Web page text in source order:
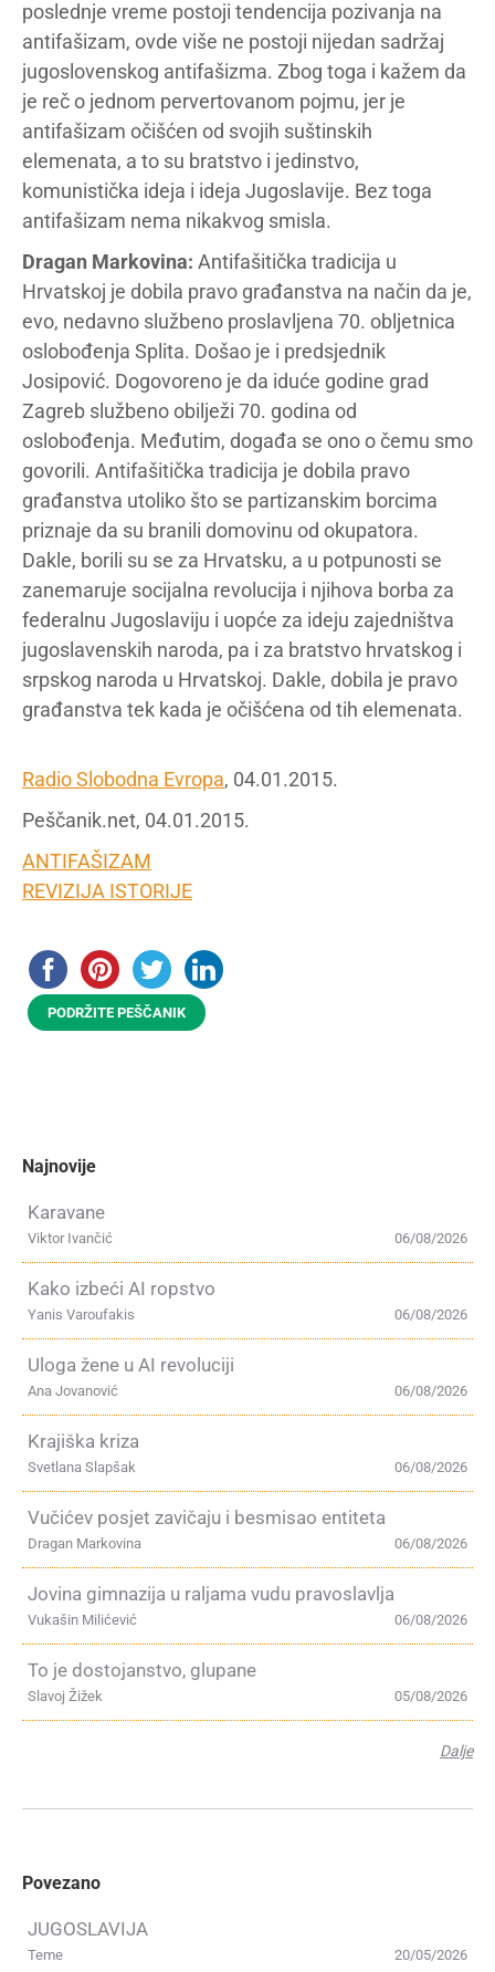
poslednje vreme postoji tendencija pozivanja na
antifašizam, ovde više ne postoji nijedan sadržaj
jugoslovenskog antifašizma. Zbog toga i kažem da
je reč o jednom pervertovanom pojmu, jer je
antifašizam očišćen od svojih suštinskih
elemenata, a to su bratstvo i jedinstvo,
komunistička ideja i ideja Jugoslavije. Bez toga
antifašizam nema nikakvog smisla.
Dragan Markovina: Antifašitička tradicija u
Hrvatskoj je dobila pravo građanstva na način da je,
evo, nedavno službeno proslavljena 70. obljetnica
oslobođenja Splita. Došao je i predsjednik
Josipović. Dogovoreno je da iduće godine grad
Zagreb službeno obilježi 70. godina od
oslobođenja. Međutim, događa se ono o čemu smo
govorili. Antifašitička tradicija je dobila pravo
građanstva utoliko što se partizanskim borcima
priznaje da su branili domovinu od okupatora.
Dakle, borili su se za Hrvatsku, a u potpunosti se
zanemaruje socijalna revolucija i njihova borba za
federalnu Jugoslaviju i uopće za ideju zajedništva
jugoslavenskih naroda, pa i za bratstvo hrvatskog i
srpskog naroda u Hrvatskoj. Dakle, dobila je pravo
građanstva tek kada je očišćena od tih elemenata.
Radio Slobodna Evropa, 04.01.2015.
Peščanik.net, 04.01.2015.
ANTIFAŠIZAM
REVIZIJA ISTORIJE
PODRŽITE PEŠČANIK
Najnovije
Karavane
06/08/2026
Viktor Ivančić
Kako izbeći AI ropstvo
06/08/2026
Yanis Varoufakis
Uloga žene u AI revoluciji
06/08/2026
Ana Jovanović
Krajiška kriza
06/08/2026
Svetlana Slapšak
Vučićev posjet zavičaju i besmisao entiteta
06/08/2026
Dragan Markovina
Jovina gimnazija u raljama vudu pravoslavlja
06/08/2026
Vukašin Milićević
To je dostojanstvo, glupane
05/08/2026
Slavoj Žižek
Dalje
Povezano
JUGOSLAVIJA
20/05/2026
Teme